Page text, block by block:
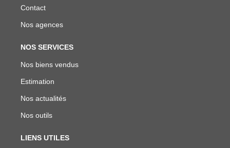
Contact
Nos agences
NOS SERVICES
Nos biens vendus
Estimation
Nos actualités
Nos outils
LIENS UTILES